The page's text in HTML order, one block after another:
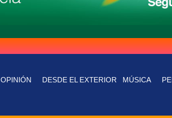
OPINIÓN DESDE EL EXTERIOR MÚSICA